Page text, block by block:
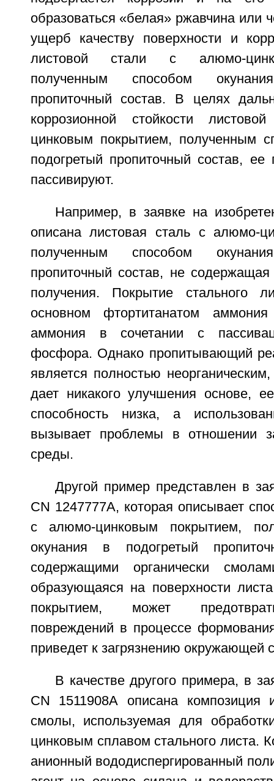
образоваться «белая» ржавчина или
ущерб качеству поверхности и
листовой стали с алюмо-
полученным способом
пропиточный состав. В целях
коррозионной стойкости
цинковым покрытием, полученным
подогретый пропиточный состав, ее
пассивируют.
Например, в заявке на
описана листовая сталь с алюмо-
полученным способом
пропиточный состав, не
получения. Покрытие стального
основном фтортитанатом
аммония в сочетании с
фосфора. Однако пропитывающий
является полностью
дает никакого улучшения основе,
способность низка, а
вызывает проблемы в отношении
среды.
Другой пример представлен в
CN 1247777А, которая описывает
с алюмо-цинковым покрытием,
окунания в подогретый
содержащими органически
образующаяся на поверхности
покрытием, может
повреждений в процессе
приведет к загрязнению окружающей
В качестве другого примера, в
CN 1511908А описана композиция
смолы, используемая для
цинковым сплавом стального листа.
анионный вододиспергированный